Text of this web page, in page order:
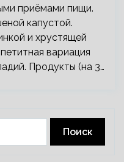
приёмами пищи.
капустой.
и хрустящей
вариация
Продукты (на 3…